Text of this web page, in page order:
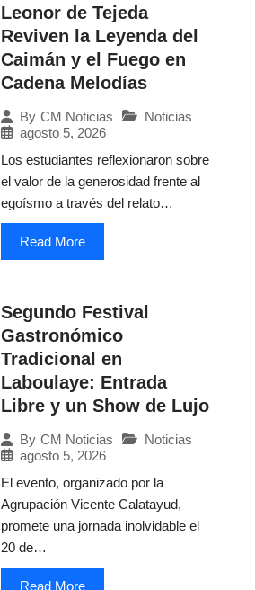
Leonor de Tejeda
Reviven la Leyenda del
Caimán y el Fuego en
Cadena Melodías
By CM Noticias
Noticias
agosto 5, 2026
Los estudiantes reflexionaron sobre
el valor de la generosidad frente al
egoísmo a través del relato…
Read More
Segundo Festival
Gastronómico
Tradicional en
Laboulaye: Entrada
Libre y un Show de Lujo
By CM Noticias
Noticias
agosto 5, 2026
El evento, organizado por la
Agrupación Vicente Calatayud,
promete una jornada inolvidable el
20 de…
Read More